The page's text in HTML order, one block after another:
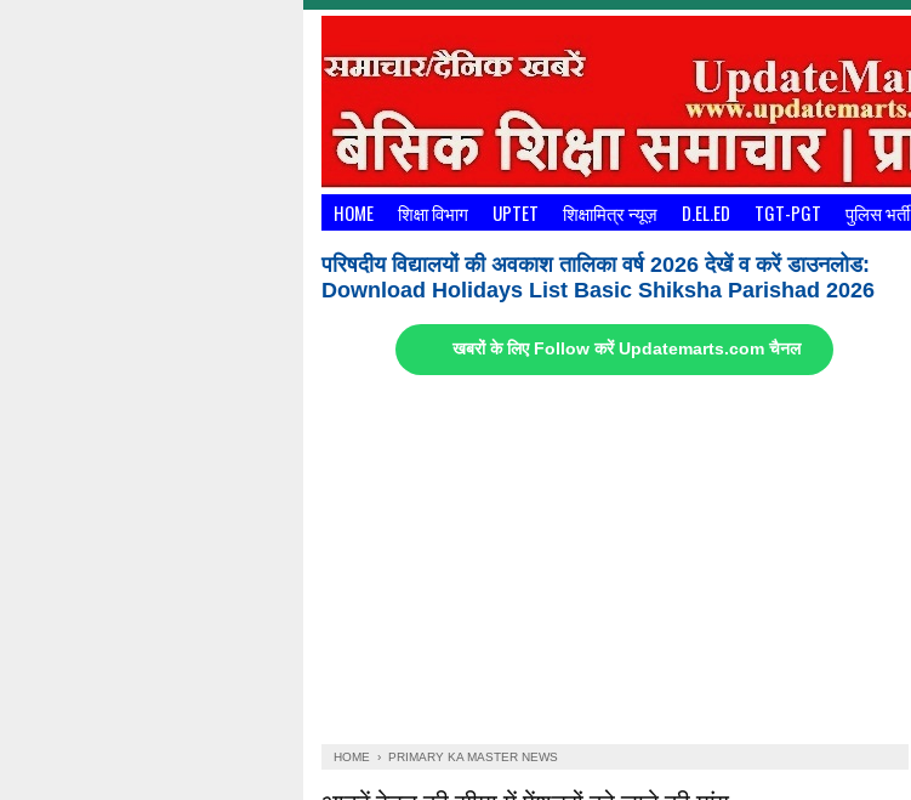
HOME शिक्षा विभाग UPTET शिक्षामित्र न्यूज़ D.EL.ED TGT-PGT पुलिस भर्ती
परिषदीय विद्यालयों की अवकाश तालिका वर्ष 2026 देखें व करें डाउनलोड:
Download Holidays List Basic Shiksha Parishad 2026
खबरों के लिए Follow करें Updatemarts.com चैनल
HOME › PRIMARY KA MASTER NEWS